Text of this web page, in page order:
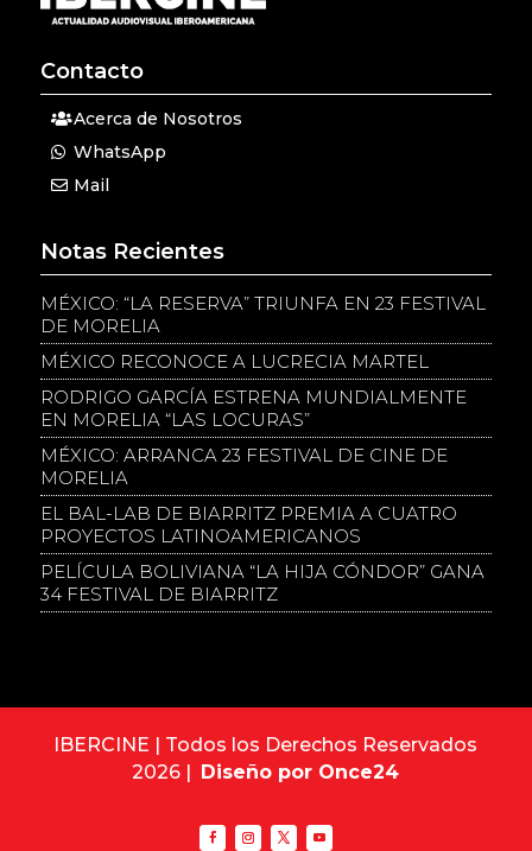
Contacto
Acerca de Nosotros
WhatsApp
Mail
Notas Recientes
MÉXICO: “LA RESERVA” TRIUNFA EN 23 FESTIVAL
DE MORELIA
MÉXICO RECONOCE A LUCRECIA MARTEL
RODRIGO GARCÍA ESTRENA MUNDIALMENTE
EN MORELIA “LAS LOCURAS”
MÉXICO: ARRANCA 23 FESTIVAL DE CINE DE
MORELIA
EL BAL-LAB DE BIARRITZ PREMIA A CUATRO
PROYECTOS LATINOAMERICANOS
PELÍCULA BOLIVIANA “LA HIJA CÓNDOR” GANA
34 FESTIVAL DE BIARRITZ
IBERCINE | Todos los Derechos Reservados
2026 | Diseño por Once24